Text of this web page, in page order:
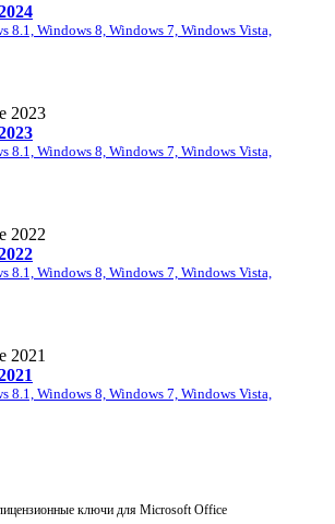
8.1, Windows 8, Windows 7, Windows Vista,
8.1, Windows 8, Windows 7, Windows Vista,
8.1, Windows 8, Windows 7, Windows Vista,
8.1, Windows 8, Windows 7, Windows Vista,
ключи для Microsoft Office